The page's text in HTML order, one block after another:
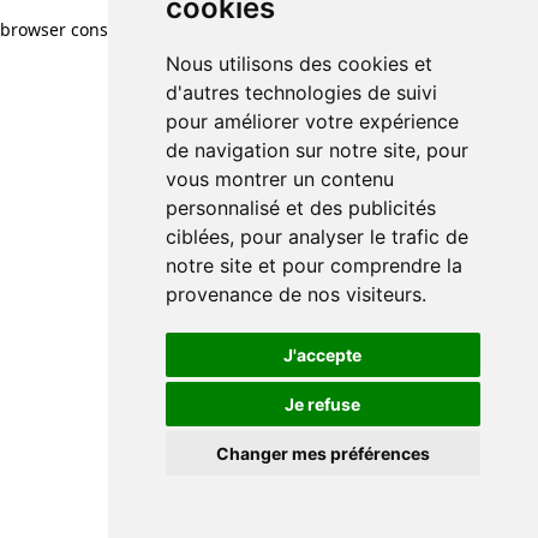
cookies
Nous utilisons des cookies et
d'autres technologies de suivi
pour améliorer votre expérience
de navigation sur notre site, pour
vous montrer un contenu
personnalisé et des publicités
ciblées, pour analyser le trafic de
notre site et pour comprendre la
provenance de nos visiteurs.
J'accepte
Je refuse
Changer mes préférences
browser console for more information)